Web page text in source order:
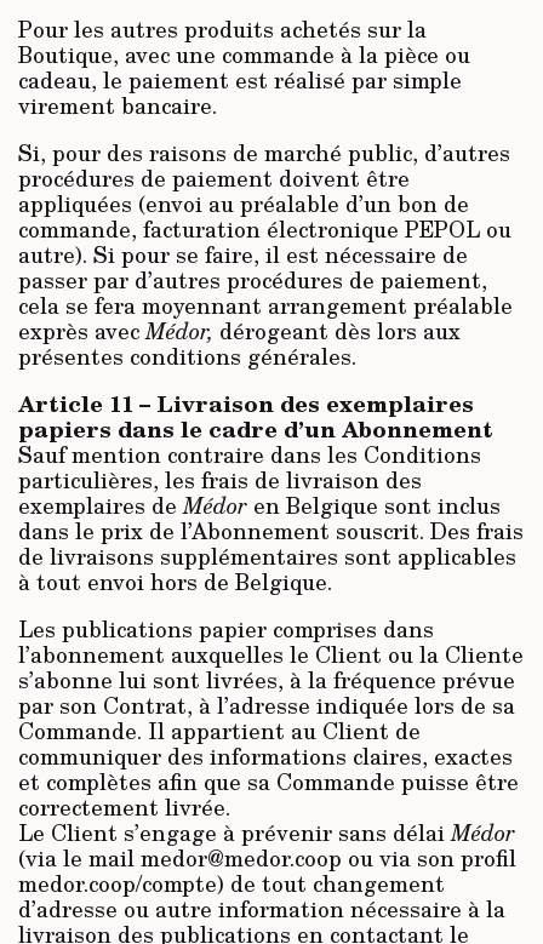
Pour les autres produits achetés sur la
Boutique, avec une commande à la pièce ou
cadeau, le paiement est réalisé par simple
virement bancaire.
Si, pour des raisons de marché public, d’autres
procédures de paiement doivent être
appliquées (envoi au préalable d’un bon de
commande, facturation électronique PEPOL ou
autre). Si pour se faire, il est nécessaire de
passer par d’autres procédures de paiement,
cela se fera moyennant arrangement préalable
exprès avecMédor, dérogeant dès lors aux
présentes conditions générales.
Article 11 – Livraison des exemplaires
papiers dans le cadre d’un Abonnement
Sauf mention contraire dans les Conditions
particulières, les frais de livraison des
exemplaires deMédor en Belgique sont inclus
dans le prix de l’Abonnement souscrit. Des frais
de livraisons supplémentaires sont applicables
à tout envoi hors de Belgique.
Les publications papier comprises dans
l’abonnement auxquelles le Client ou la Cliente
s’abonne lui sont livrées, à la fréquence prévue
par son Contrat, à l’adresse indiquée lors de sa
Commande. Il appartient au Client de
communiquer des informations claires, exactes
et complètes afin que sa Commande puisse être
correctement livrée.
Le Client s’engage à prévenir sans délaiMédor
(via le mail medor@medor.coop ou via son profil
medor.coop/compte) de tout changement
d’adresse ou autre information nécessaire à la
livraison des publications en contactant le